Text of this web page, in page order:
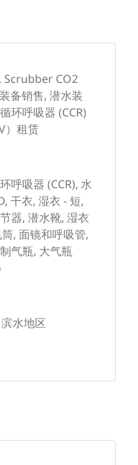
Scrubber CO2
备销售, 潜水装
环呼吸器 (CCR)
）租赁
呼吸器 (CCR), 水
干衣, 湿衣 - 短,
器, 潜水靴, 湿衣
, 面镜和呼吸管,
气瓶, 大气瓶
水地区